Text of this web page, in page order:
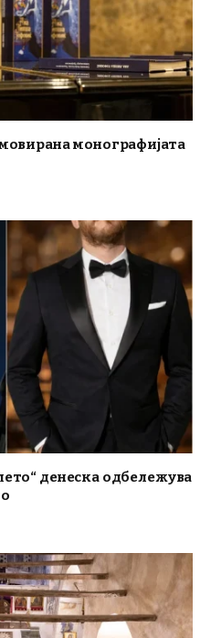
монографијата
денеска одбележува